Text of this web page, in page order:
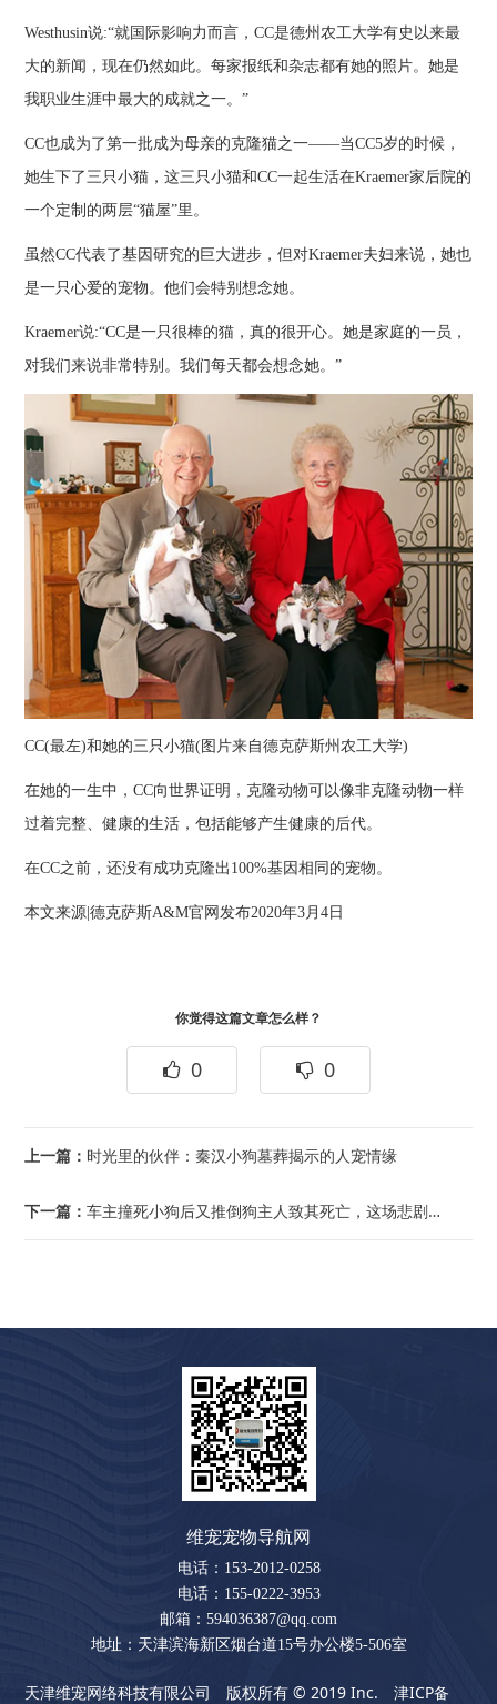
Westhusin说:“就国际影响力而言，CC是德州农工大学有史以来最
大的新闻，现在仍然如此。每家报纸和杂志都有她的照片。她是
我职业生涯中最大的成就之一。”
CC也成为了第一批成为母亲的克隆猫之一——当CC5岁的时候，
她生下了三只小猫，这三只小猫和CC一起生活在Kraemer家后院的
一个定制的两层“猫屋”里。
虽然CC代表了基因研究的巨大进步，但对Kraemer夫妇来说，她也
是一只心爱的宠物。他们会特别想念她。
Kraemer说:“CC是一只很棒的猫，真的很开心。她是家庭的一员，
对我们来说非常特别。我们每天都会想念她。”
CC(最左)和她的三只小猫(图片来自德克萨斯州农工大学)
在她的一生中，CC向世界证明，克隆动物可以像非克隆动物一样
过着完整、健康的生活，包括能够产生健康的后代。
在CC之前，还没有成功克隆出100%基因相同的宠物。
本文来源|德克萨斯A&M官网发布2020年3月4日
你觉得这篇文章怎么样？
0 0
上一篇： ​时光里的伙伴：秦汉小狗墓葬揭示的人宠情缘
下一篇：车主撞死小狗后又推倒狗主人致其死亡，这场悲剧法院终于判了
维宠宠物导航网
电话：153-2012-0258
电话：155-0222-3953
邮箱：594036387@qq.com
地址：天津滨海新区烟台道15号办公楼5-506室
天津维宠网络科技有限公司 版权所有 © 2019 Inc. 津ICP备